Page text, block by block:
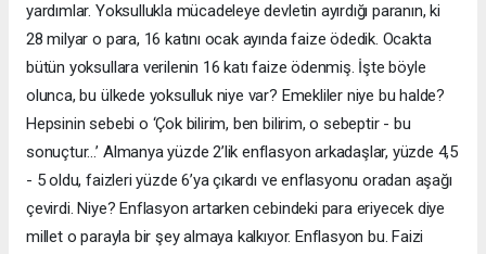
yardımlar. Yoksullukla mücadeleye devletin ayırdığı paranın, ki
28 milyar o para, 16 katını ocak ayında faize ödedik. Ocakta
bütün yoksullara verilenin 16 katı faize ödenmiş. İşte böyle
olunca, bu ülkede yoksulluk niye var? Emekliler niye bu halde?
Hepsinin sebebi o ‘Çok bilirim, ben bilirim, o sebeptir - bu
sonuçtur…’ Almanya yüzde 2’lik enflasyon arkadaşlar, yüzde 4,5
- 5 oldu, faizleri yüzde 6’ya çıkardı ve enflasyonu oradan aşağı
çevirdi. Niye? Enflasyon artarken cebindeki para eriyecek diye
millet o parayla bir şey almaya kalkıyor. Enflasyon bu. Faizi